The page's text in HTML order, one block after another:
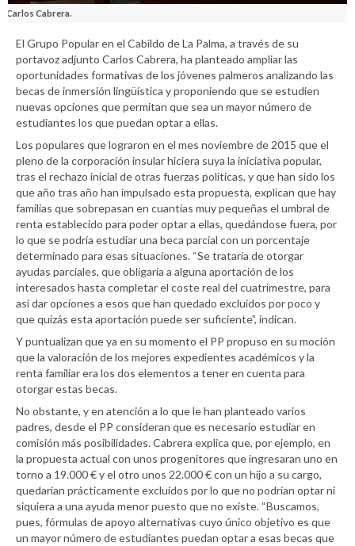
Carlos Cabrera.
El Grupo Popular en el Cabildo de La Palma, a través de su
portavoz adjunto Carlos Cabrera, ha planteado ampliar las
oportunidades formativas de los jóvenes palmeros analizando las
becas de inmersión lingüística y proponiendo que se estudien
nuevas opciones que permitan que sea un mayor número de
estudiantes los que puedan optar a ellas.
Los populares que lograron en el mes noviembre de 2015 que el
pleno de la corporación insular hiciera suya la iniciativa popular,
tras el rechazo inicial de otras fuerzas políticas, y que han sido los
que año tras año han impulsado esta propuesta, explican que hay
familias que sobrepasan en cuantías muy pequeñas el umbral de
renta establecido para poder optar a ellas, quedándose fuera, por
lo que se podría estudiar una beca parcial con un porcentaje
determinado para esas situaciones. “Se trataría de otorgar
ayudas parciales, que obligaría a alguna aportación de los
interesados hasta completar el coste real del cuatrimestre, para
así dar opciones a esos que han quedado excluidos por poco y
que quizás esta aportación puede ser suficiente”, indican.
Y puntualizan que ya en su momento el PP propuso en su moción
que la valoración de los mejores expedientes académicos y la
renta familiar era los dos elementos a tener en cuenta para
otorgar estas becas.
No obstante, y en atención a lo que le han planteado varios
padres, desde el PP consideran que es necesario estudiar en
comisión más posibilidades. Cabrera explica que, por ejemplo, en
la propuesta actual con unos progenitores que ingresaran uno en
torno a 19.000 € y el otro unos 22.000 € con un hijo a su cargo,
quedarían prácticamente excluidos por lo que no podrían optar ni
siquiera a una ayuda menor puesto que no existe. “Buscamos,
pues, fórmulas de apoyo alternativas cuyo único objetivo es que
un mayor número de estudiantes puedan optar a esas becas que